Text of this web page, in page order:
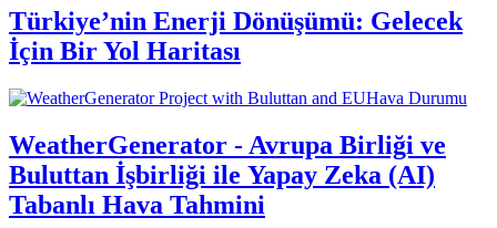
Türkiye’nin Enerji Dönüşümü: Gelecek
İçin Bir Yol Haritası
Hava Durumu
WeatherGenerator - Avrupa Birliği ve
Buluttan İşbirliği ile Yapay Zeka (AI)
Tabanlı Hava Tahmini